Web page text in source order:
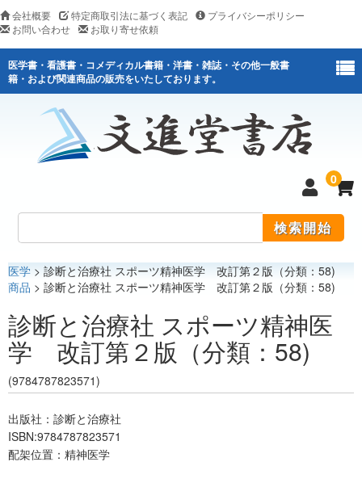
会社概要 特定商取引法に基づく表記
プライバシーポリシー
お問い合わせ
お取り寄せ依頼
医学書・看護書・コメディカル書籍・洋書・雑誌・その他一般書
籍・および関連商品の販売をいたしております。
0
医学
医薬関連
レジデント
医学 > 診断と治療社 スポーツ精神医学 改訂第２版（分類：58)
商品 > 診断と治療社 スポーツ精神医学 改訂第２版（分類：58)
診断と治療社 スポーツ精神医
学 改訂第２版（分類：58)
(9784787823571)
出版社：診断と治療社
ISBN:9784787823571
配架位置：精神医学